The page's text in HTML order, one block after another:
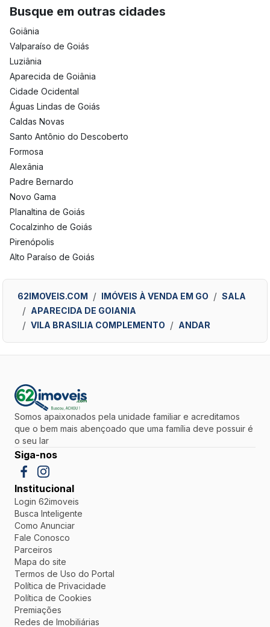
Busque em outras cidades
Goiânia
Valparaíso de Goiás
Luziânia
Aparecida de Goiânia
Cidade Ocidental
Águas Lindas de Goiás
Caldas Novas
Santo Antônio do Descoberto
Formosa
Alexânia
Padre Bernardo
Novo Gama
Planaltina de Goiás
Cocalzinho de Goiás
Pirenópolis
Alto Paraíso de Goiás
62IMOVEIS.COM IMÓVEIS À VENDA EM GO
SALA
APARECIDA DE GOIANIA
VILA BRASILIA COMPLEMENTO
ANDAR
Somos apaixonados pela unidade familiar e acreditamos
que o bem mais abençoado que uma família deve possuir é
o seu lar
Siga-nos
Institucional
Login 62imoveis
Busca Inteligente
Como Anunciar
Fale Conosco
Parceiros
Mapa do site
Termos de Uso do Portal
Política de Privacidade
Política de Cookies
Premiações
Redes de Imobiliárias